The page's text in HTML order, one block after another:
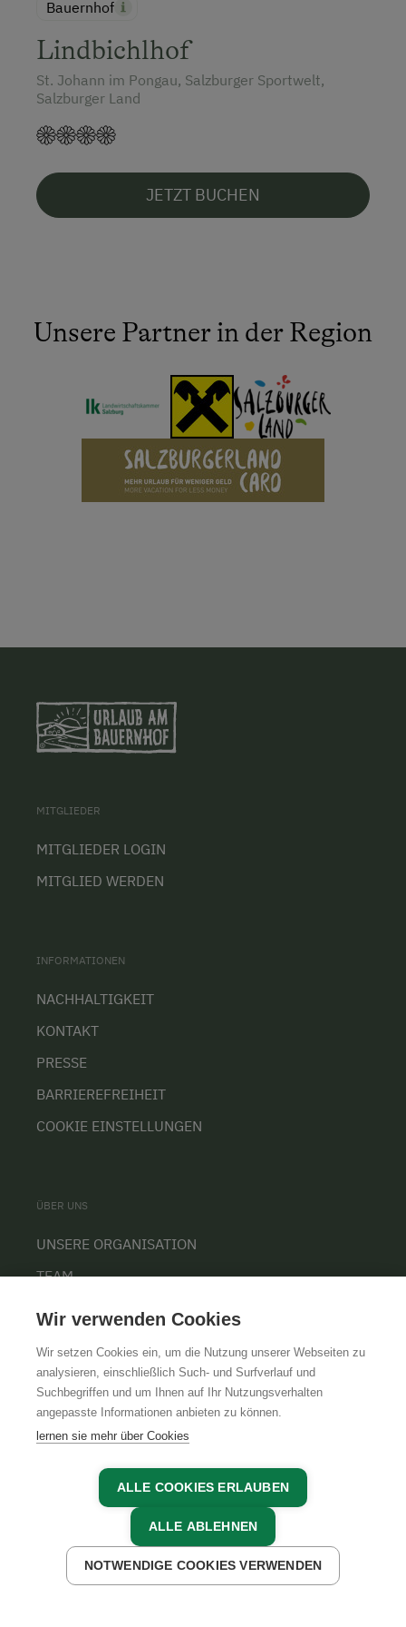
Bauernhof
Lindbichlhof
St. Johann im Pongau, Salzburger Sportwelt,
Salzburger Land
JETZT BUCHEN
Unsere Partner in der Region
JETZT ANFRAGEN JETZT BUCHEN
MITGLIEDER
MITGLIEDER LOGIN
MITGLIED WERDEN
INFORMATIONEN
NACHHALTIGKEIT
KONTAKT
PRESSE
BARRIEREFREIHEIT
COOKIE EINSTELLUNGEN
ÜBER UNS
UNSERE ORGANISATION
TEAM
AGBIMPRESSUMDATENSCHUTZ
Wir verwenden Cookies
Wir setzen Cookies ein, um die Nutzung unserer Webseiten zu
analysieren, einschließlich Such- und Surfverlauf und
Suchbegriffen und um Ihnen auf Ihr Nutzungsverhalten
angepasste Informationen anbieten zu können.
lernen sie mehr über Cookies
ALLE COOKIES ERLAUBEN
ALLE ABLEHNEN
NOTWENDIGE COOKIES VERWENDEN